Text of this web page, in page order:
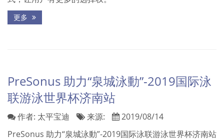
更多
PreSonus 助力“泉城泳動”-2019国际泳
联游泳世界杯济南站
作者: 太平宝迪 来源:
2019/08/14
PreSonus 助力“泉城泳動”-2019国际泳联游泳世界杯济南站